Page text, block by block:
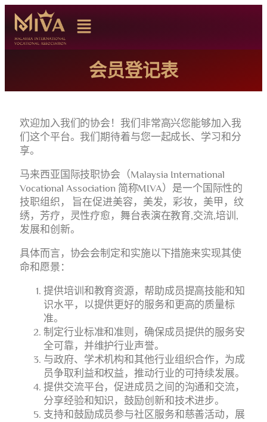
会员登记表
欢迎加入我们的协会！我们非常高兴您能够加入我
们这个平台。我们期待着与您一起成长、学习和分
享。
马来西亚国际技职协会（Malaysia International
Vocational Association 简称MIVA）是一个国际性的
技职组织， 旨在促进美容，美发，彩妆，美甲，纹
绣，芳疗，灵性疗愈，舞台表演在教育,交流,培训,
发展和创新。
具体而言，协会会制定和实施以下措施来实现其使
命和愿景：
提供培训和教育资源，帮助成员提高技能和知
识水平，以提供更好的服务和更高的质量标
准。
制定行业标准和准则，确保成员提供的服务安
全可靠，并维护行业声誉。
与政府、学术机构和其他行业组织合作，为成
员争取利益和权益，推动行业的可持续发展。
提供交流平台，促进成员之间的沟通和交流，
分享经验和知识，鼓励创新和技术进步。
支持和鼓励成员参与社区服务和慈善活动，展